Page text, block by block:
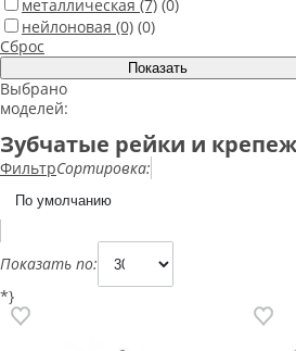
металлическая (7) (0)
нейлоновая (0) (0)
Сброс
Выбрано
моделей:
Зубчатые рейки и крепеж
ФильтрСортировка:
Показать по:
*}